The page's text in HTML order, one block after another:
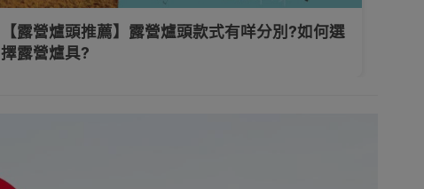
【露營爐頭推薦】露營爐頭款式有咩分別?如何選
擇露營爐具?